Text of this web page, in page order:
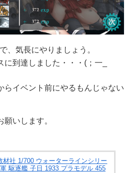
、気長にやりましょう。
到達しました・・・(；一_
らイベント前にやるもんじゃない
いします。
材社 1/700 ウォーターラインシリー
駆逐艦 子日 1933 プラモデル 455